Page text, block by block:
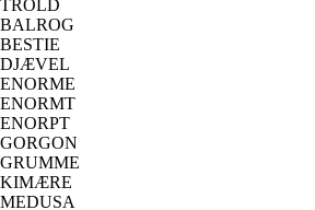
TROLD
BALROG
BESTIE
DJÆVEL
ENORME
ENORMT
ENORPT
GORGON
GRUMME
KIMÆRE
MEDUSA